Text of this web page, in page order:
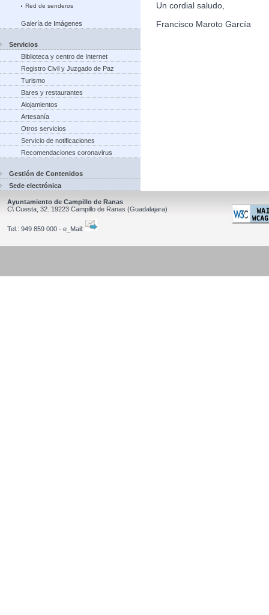
Red de senderos
Galería de Imágenes
Servicios
Biblioteca y centro de Internet
Registro Civil y Juzgado de Paz
Turismo
Bares y restaurantes
Alojamientos
Artesanía
Otros servicios
Servicio de notificaciones
Recomendaciones coronavirus
Gestión de Contenidos
Sede electrónica
Un cordial saludo,
Francisco Maroto García
Ayuntamiento de Campillo de Ranas
C\ Cuesta, 32. 19223 Campillo de Ranas (Guadalajara)
Tel.: 949 859 000 - e_Mail: